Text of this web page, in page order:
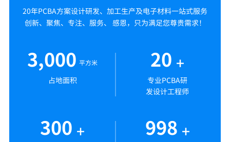
20年PCBA方案设计研发、加工生产及电子材料一站式服务
创新、聚焦、专注、服务、 感恩，只为满足您尊贵需求！
3,000 平方米
占地面积
20 +
专业PCBA研
发设计工程师
300 + 998 +